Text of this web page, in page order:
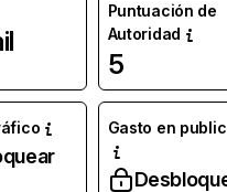
Puntuación de
Autoridad
5
Gasto en